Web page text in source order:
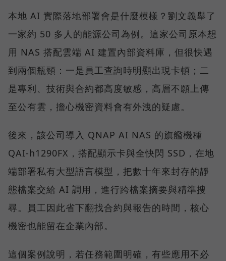
本地 AI 實際落地部署會是什麼模樣？劉文義舉了
一家約 50 多人的能源公司為例。這家公司原本想
用 NAS 搭配雲端 AI 建置內部資料庫，但很快遇
到兩個瓶頸：一是員工查詢時明顯出現卡頓；二
是專利、技術與合約都高度敏感，高層不願上傳
至公有雲，擔心機密資料會有外洩的疑慮。
後來，該公司導入 QNAP AI NAS 的旗艦機種
QAI-h1290FX，搭配顯示卡與全快閃 SSD，在地
端部署私有大型語言模型，把數十年來封存的靜
態檔案交給 AI 調用，進行跨檔案摘要與精準搜
尋。員工因此省下翻找合約與報告的時間，核心
機密也能留在企業內部。
這個案例說明，若任務範圍明確，有些應用不必